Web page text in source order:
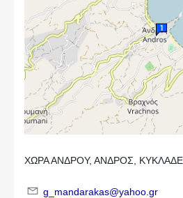
ΧΩΡΑ ΑΝΔΡΟΥ, ΑΝΔΡΟΣ,
g_mandarakas@yahoo.gr